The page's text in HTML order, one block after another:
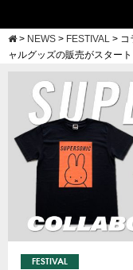
> NEWS > FESTIVAL > コ
ャルグッズの販売がスタート
FESTIVAL